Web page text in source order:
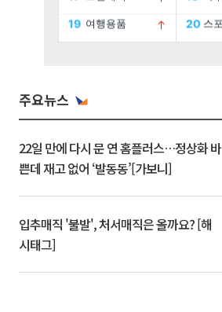
주요뉴스
22일 만에 다시 문 연 홈플러스…정상화 바
쁜데 재고 없어 ‘발동동’[가보니]
입추매직 '불발', 처서매직은 올까요? [해
시태그]